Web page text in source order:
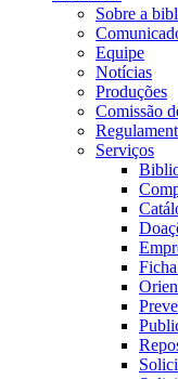
Sobre a
Equipe
Notícias
Produções
Comissão
Serviços